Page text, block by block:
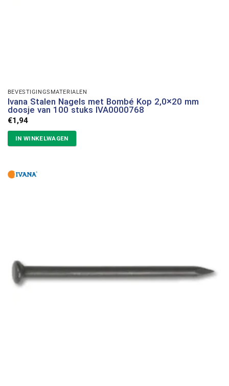
BEVESTIGINGSMATERIALEN
Ivana Stalen Nagels met Bombé Kop 2,0×20 mm
doosje van 100 stuks IVA0000768
€1,94
IN WINKELWAGEN